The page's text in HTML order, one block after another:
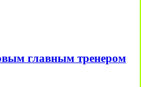
главным тренером